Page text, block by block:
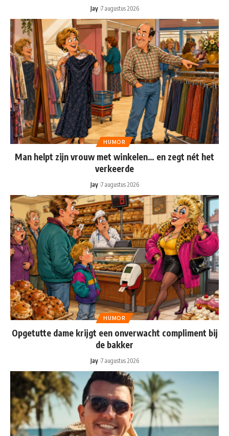
Jay 7 augustus 2026
HUMOR
Man helpt zijn vrouw met winkelen… en zegt nét het
verkeerde
Jay 7 augustus 2026
HUMOR
Opgetutte dame krijgt een onverwacht compliment bij
de bakker
Jay 7 augustus 2026